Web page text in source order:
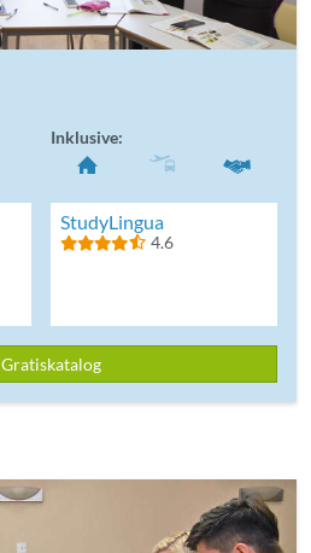
Inklusive:
StudyLingua
4.6
Gratiskatalog